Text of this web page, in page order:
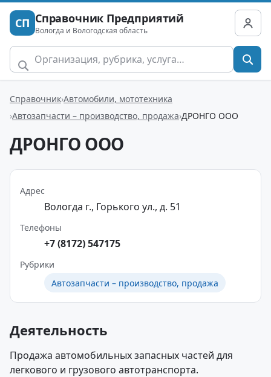
СП Справочник Предприятий
Вологда и Вологодская область
Справочник Автомобили, мототехника
Автозапчасти – производство, продажа ДРОНГО ООО
ДРОНГО ООО
Адрес
Вологда г., Горького ул., д. 51
Телефоны
+7 (8172) 547175
Рубрики
Автозапчасти – производство, продажа
Деятельность
Продажа автомобильных запасных частей для
легкового и грузового автотранспорта.